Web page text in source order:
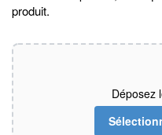
produit.
Déposez